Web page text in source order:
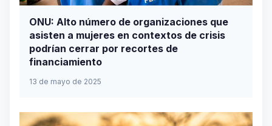
ONU: Alto número de organizaciones que
asisten a mujeres en contextos de crisis
podrían cerrar por recortes de
financiamiento
13 de mayo de 2025